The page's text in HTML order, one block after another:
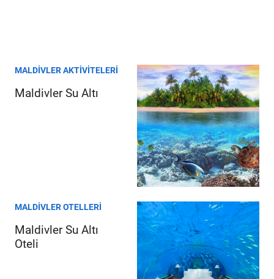
MALDIVLER AKTIVITELERI
Maldivler Su Altı
MALDIVLER OTELLERI
Maldivler Su Altı
Oteli